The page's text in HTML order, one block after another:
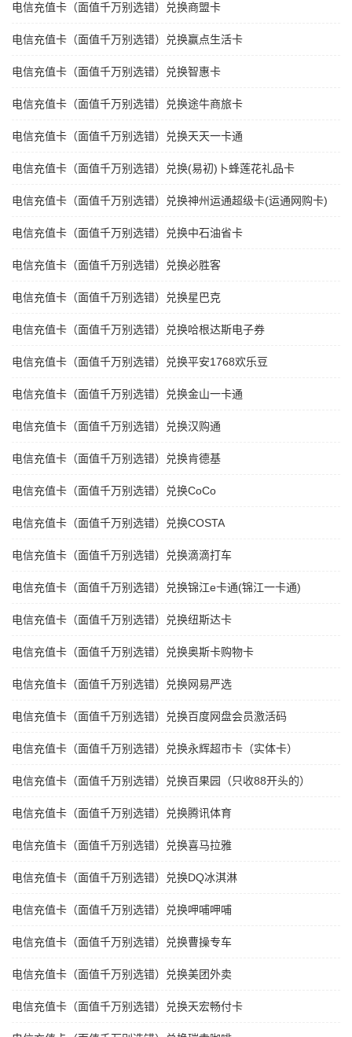
电信充值卡（面值千万别选错）兑换商盟卡
电信充值卡（面值千万别选错）兑换赢点生活卡
电信充值卡（面值千万别选错）兑换智惠卡
电信充值卡（面值千万别选错）兑换途牛商旅卡
电信充值卡（面值千万别选错）兑换天天一卡通
电信充值卡（面值千万别选错）兑换(易初)卜蜂莲花礼品卡
电信充值卡（面值千万别选错）兑换神州运通超级卡(运通网购卡)
电信充值卡（面值千万别选错）兑换中石油省卡
电信充值卡（面值千万别选错）兑换必胜客
电信充值卡（面值千万别选错）兑换星巴克
电信充值卡（面值千万别选错）兑换哈根达斯电子券
电信充值卡（面值千万别选错）兑换平安1768欢乐豆
电信充值卡（面值千万别选错）兑换金山一卡通
电信充值卡（面值千万别选错）兑换汉购通
电信充值卡（面值千万别选错）兑换肯德基
电信充值卡（面值千万别选错）兑换CoCo
电信充值卡（面值千万别选错）兑换COSTA
电信充值卡（面值千万别选错）兑换滴滴打车
电信充值卡（面值千万别选错）兑换锦江e卡通(锦江一卡通)
电信充值卡（面值千万别选错）兑换纽斯达卡
电信充值卡（面值千万别选错）兑换奥斯卡购物卡
电信充值卡（面值千万别选错）兑换网易严选
电信充值卡（面值千万别选错）兑换百度网盘会员激活码
电信充值卡（面值千万别选错）兑换永辉超市卡（实体卡）
电信充值卡（面值千万别选错）兑换百果园（只收88开头的）
电信充值卡（面值千万别选错）兑换腾讯体育
电信充值卡（面值千万别选错）兑换喜马拉雅
电信充值卡（面值千万别选错）兑换DQ冰淇淋
电信充值卡（面值千万别选错）兑换呷哺呷哺
电信充值卡（面值千万别选错）兑换曹操专车
电信充值卡（面值千万别选错）兑换美团外卖
电信充值卡（面值千万别选错）兑换天宏畅付卡